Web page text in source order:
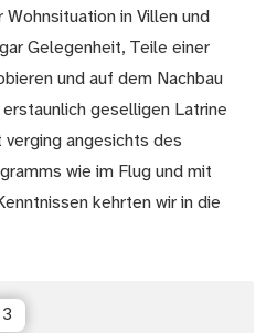
in Villen und
Gelegenheit, Teile einer
und auf dem Nachbau
geselligen Latrine
verging angesichts des
wie im Flug und mit
kehrten wir in die